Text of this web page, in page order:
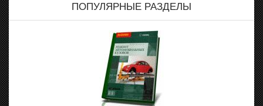
ПОПУЛЯРНЫЕ РАЗДЕЛЫ